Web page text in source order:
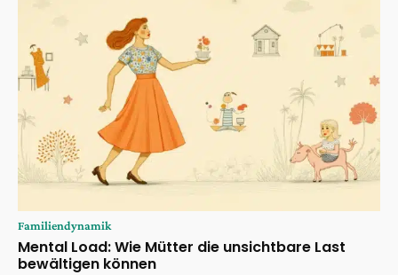
Familiendynamik
Mental Load: Wie Mütter die unsichtbare Last
bewältigen können